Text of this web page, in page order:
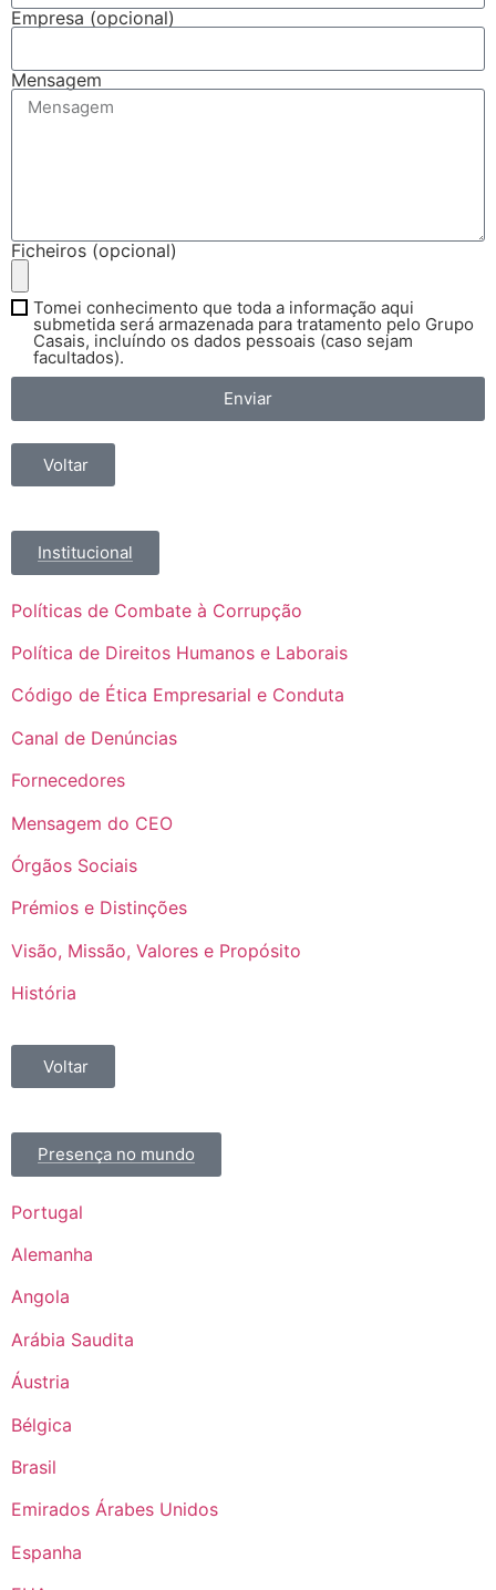
Empresa (opcional)
Mensagem
Ficheiros (opcional)
Tomei conhecimento que toda a informação aqui
submetida será armazenada para tratamento pelo Grupo
Casais, incluíndo os dados pessoais (caso sejam
facultados).
Enviar
Voltar
Institucional
Políticas de Combate à Corrupção
Política de Direitos Humanos e Laborais
Código de Ética Empresarial e Conduta
Canal de Denúncias
Fornecedores
Mensagem do CEO
Órgãos Sociais
Prémios e Distinções
Visão, Missão, Valores e Propósito
História
Voltar
Presença no mundo
Portugal
Alemanha
Angola
Arábia Saudita
Áustria
Bélgica
Brasil
Emirados Árabes Unidos
Espanha